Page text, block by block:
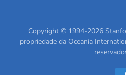
Escreva para nós
Copyright © 1994-2026
propriedade da Oceania